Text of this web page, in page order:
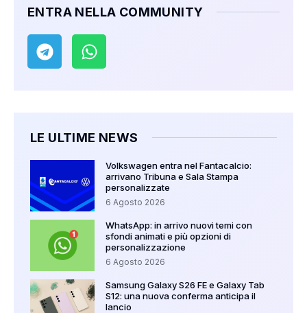
ENTRA NELLA COMMUNITY
LE ULTIME NEWS
Volkswagen entra nel Fantacalcio:
arrivano Tribuna e Sala Stampa
personalizzate
6 Agosto 2026
WhatsApp: in arrivo nuovi temi con
sfondi animati e più opzioni di
personalizzazione
6 Agosto 2026
Samsung Galaxy S26 FE e Galaxy Tab
S12: una nuova conferma anticipa il
lancio